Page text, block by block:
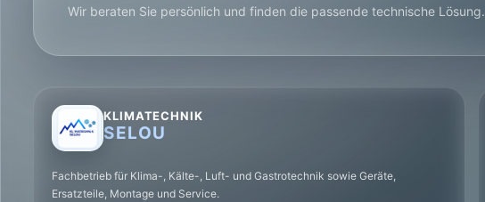
Wir beraten Sie persönlich und finden die passende technische Lösung.
KLIMATECHNIK
SELOU
Fachbetrieb für Klima-, Kälte-, Luft- und Gastrotechnik sowie Geräte,
Ersatzteile, Montage und Service.